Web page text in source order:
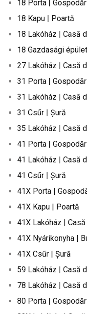
18 Porta |
18 Kapu | Poartă
18 Lakóház | Casă
18 Gazdasági
27 Lakóház | Casă
31 Porta |
31 Lakóház | Casă
31 Csűr | Șură
35 Lakóház | Casă
41 Porta |
41 Lakóház | Casă
41 Csűr | Șură
41X Porta |
41X Kapu | Poartă
41X Lakóház |
41X Nyárikonyha |
41X Csűr | Șură
59 Lakóház | Casă
78 Lakóház | Casă
80 Porta |